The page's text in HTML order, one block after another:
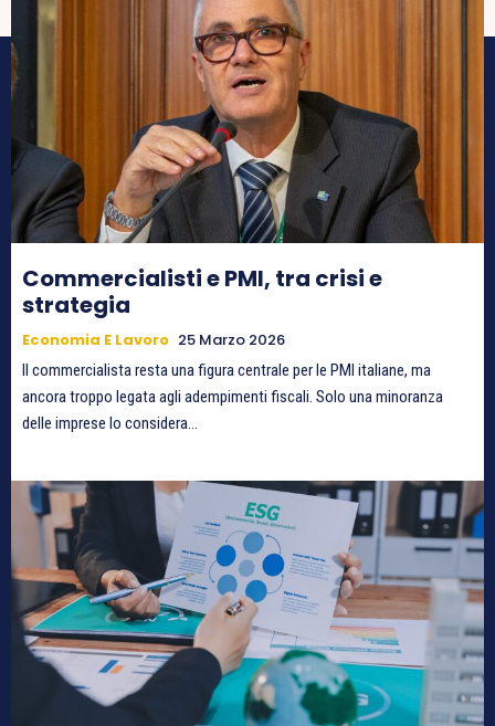
Commercialisti e PMI, tra crisi e
strategia
Economia E Lavoro 25 Marzo 2026
Il commercialista resta una figura centrale per le PMI italiane, ma
ancora troppo legata agli adempimenti fiscali. Solo una minoranza
delle imprese lo considera...